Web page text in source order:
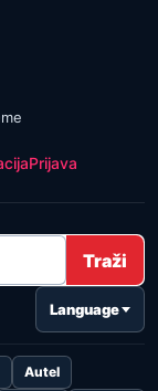
Prijava
Traži
Language
Autel